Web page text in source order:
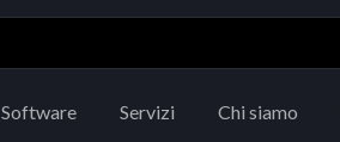
Software Servizi Chi siamo